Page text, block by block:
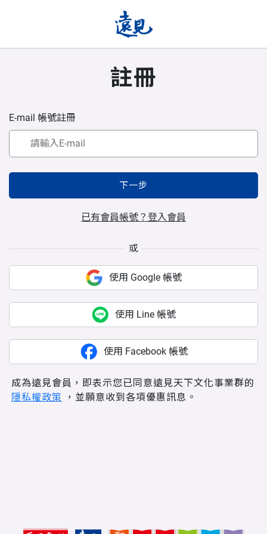
註冊
E-mail 帳號註冊
下一步
已有會員帳號？登入會員
或
使用 Google 帳號
使用 Line 帳號
使用 Facebook 帳號
成為遠見會員，即表示您已同意遠見天下文化事業群的
隱私權政策 ，並願意收到各項優惠訊息。